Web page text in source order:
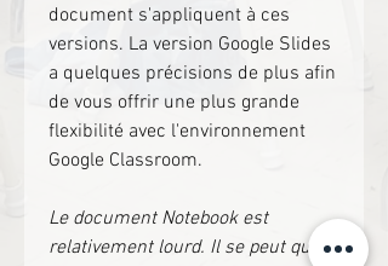
document s'appliquent à ces
versions. La version Google Slides
a quelques précisions de plus afin
de vous offrir une plus grande
flexibilité avec l'environnement
Google Classroom.
Le document Notebook est
relativement lourd. Il se peut que